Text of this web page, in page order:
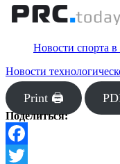
Новости спорта в
Новости
Print 🖨
Поделиться:
Facebook